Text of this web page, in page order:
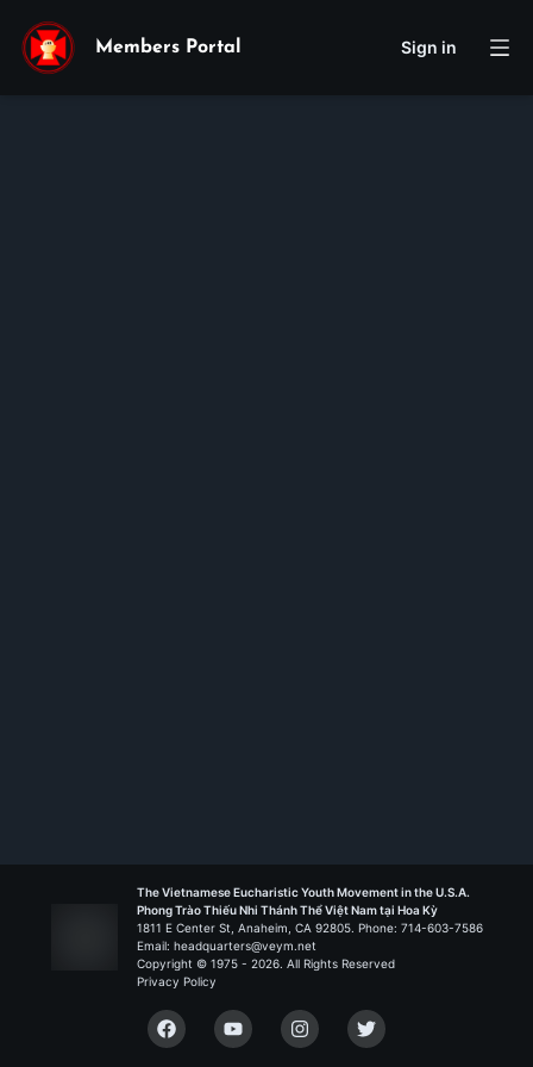
Members Portal Sign in
The Vietnamese Eucharistic Youth Movement in the U.S.A.
Phong Trào Thiếu Nhi Thánh Thể Việt Nam tại Hoa Kỳ
1811 E Center St, Anaheim, CA 92805. Phone: 714-603-7586
Email: headquarters@veym.net
Copyright © 1975 - 2026. All Rights Reserved
Privacy Policy
FacebookYouTubeInstagramTwitter